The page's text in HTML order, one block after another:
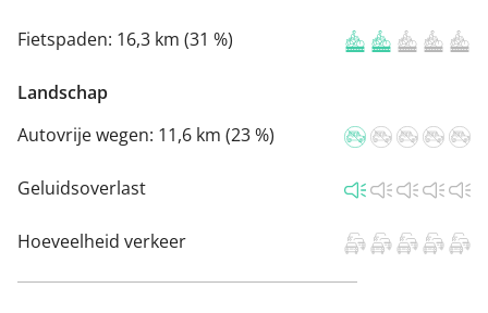
Fietspaden: 16,3 km (31 %)
Landschap
Autovrije wegen: 11,6 km (23 %)
Geluidsoverlast
Hoeveelheid verkeer